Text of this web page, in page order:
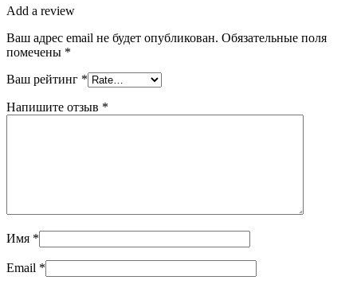
Add a review
Ваш адрес email не будет опубликован. Обязательные поля
помечены *
Ваш рейтинг *
Напишите отзыв *
Имя *
Email *